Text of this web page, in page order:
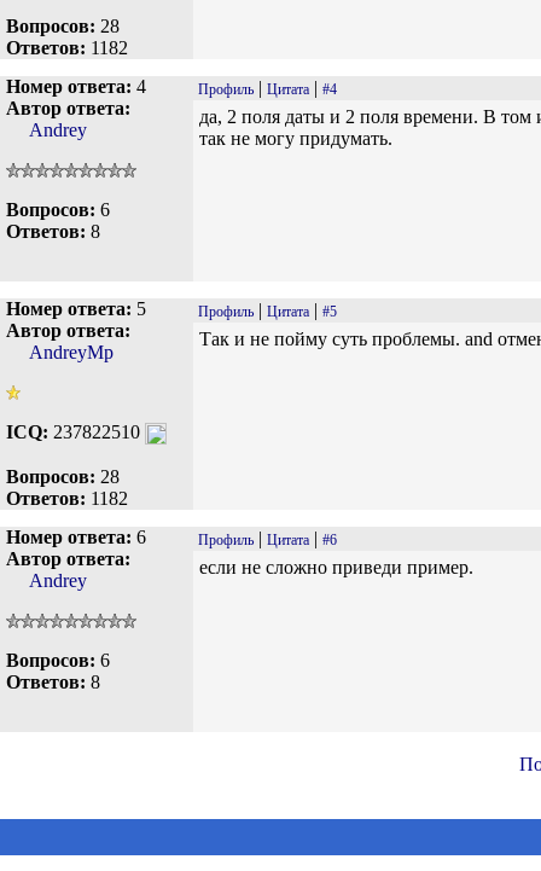
Вопросов: 28
Ответов: 1182
Номер ответа: 4
Автор ответа:
Andrey
Вопросов: 6
Ответов: 8
Профиль | Цитата | #4
да, 2 поля даты и 2 поля времени. В том
так не могу придумать.
Номер ответа: 5
Автор ответа:
AndreyMp
ICQ: 237822510
Вопросов: 28
Ответов: 1182
Профиль | Цитата | #5
Так и не пойму суть проблемы. and
Номер ответа: 6
Автор ответа:
Andrey
Вопросов: 6
Ответов: 8
Профиль | Цитата | #6
если не сложно приведи пример.